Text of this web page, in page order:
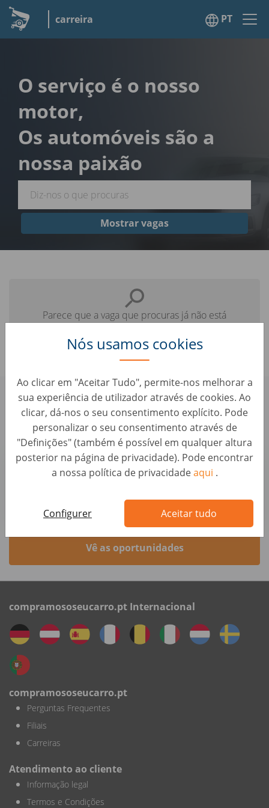
carreira PT
Nós usamos cookies
Ao clicar em "Aceitar Tudo", permite-nos melhorar a
sua experiência de utilizador através de cookies. Ao
clicar, dá-nos o seu consentimento explícito. Pode
personalizar o seu consentimento através de
"Definições" (também é possível em qualquer altura
posterior na página de privacidade). Pode encontrar
a nossa política de privacidadeaqui .
Configurer Aceitar tudo
O serviço é o nosso
motor,
Os automóveis são a
nossa paixão
Mostrar vagas
Parece que a vaga que procuras já não está
Confere aqui algumas vagas
parecidas que te podem interessar:
Avaliador/a e Comprador/a Automóvel -
Alfragide (M/F/D)
Vê as oportunidades
compramososeucarro.pt Internacional
compramososeucarro.pt
Perguntas Frequentes
Filiais
Carreiras
Atendimento ao cliente
Informação legal
Termos e Condições